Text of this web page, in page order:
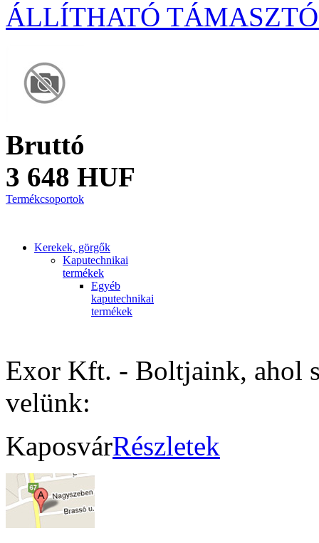
ÁLLÍTHATÓ
Bruttó
3 648 HUF
Termékcsoportok
Kerekek, görgők
Kaputechnikai
termékek
Egyéb
kaputechnikai
termékek
Exor Kft. - Boltjaink, ahol
velünk:
KaposvárRészletek